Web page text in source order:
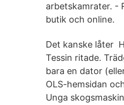
arbetskamrater. -
butik och online.
Det kanske låter
Tessin ritade.
bara en dator
OLS-hemsidan
Unga